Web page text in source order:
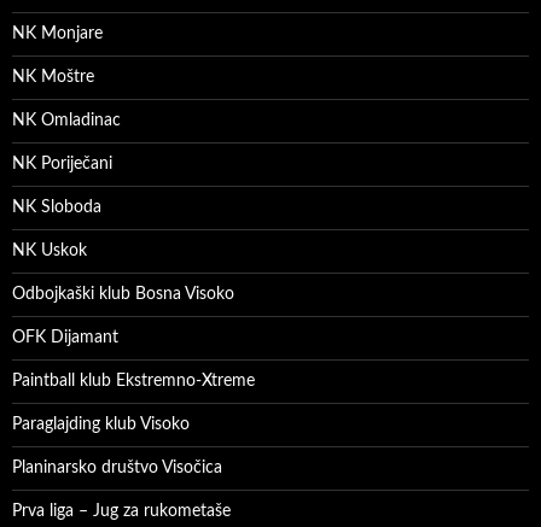
NK Monjare
NK Moštre
NK Omladinac
NK Poriječani
NK Sloboda
NK Uskok
Odbojkaški klub Bosna Visoko
OFK Dijamant
Paintball klub Ekstremno-Xtreme
Paraglajding klub Visoko
Planinarsko društvo Visočica
Prva liga – Jug za rukometaše